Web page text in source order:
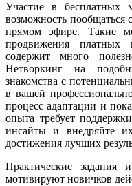
Участие в бесплатных
возможность пообщаться
прямом эфире. Такие
продвижения платных
содержит много
Нетворкинг на
знакомства с
в вашей
процесс адаптации и
опыта требует
инсайты и внедряйте
достижения лучших
Практические задания
мотивируют новичков